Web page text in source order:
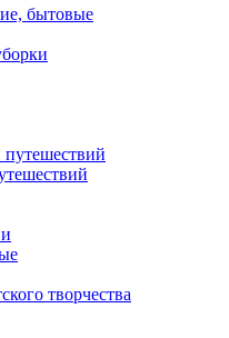
бытовые
творчества